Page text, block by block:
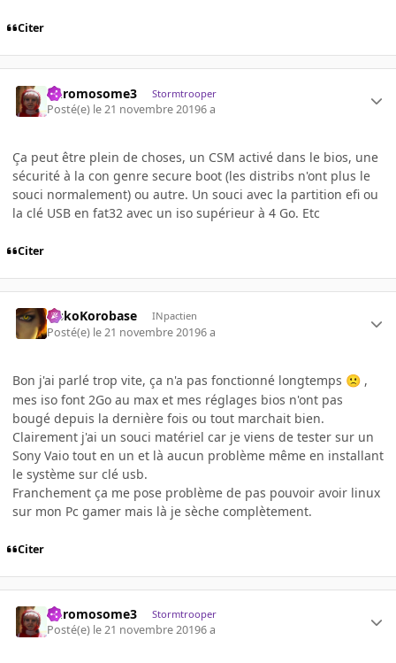
Citer
Chromosome3 Stormtrooper
Posté(e) le 21 novembre 20196 a
Ça peut être plein de choses, un CSM activé dans le bios, une
sécurité à la con genre secure boot (les distribs n'ont plus le
souci normalement) ou autre. Un souci avec la partition efi ou
la clé USB en fat32 avec un iso supérieur à 4 Go. Etc
Citer
SiskoKorobase INpactien
Posté(e) le 21 novembre 20196 a
Bon j'ai parlé trop vite, ça n'a pas fonctionné longtemps 🙁 ,
mes iso font 2Go au max et mes réglages bios n'ont pas
bougé depuis la dernière fois ou tout marchait bien.
Clairement j'ai un souci matériel car je viens de tester sur un
Sony Vaio tout en un et là aucun problème même en installant
le système sur clé usb.
Franchement ça me pose problème de pas pouvoir avoir linux
sur mon Pc gamer mais là je sèche complètement.
Citer
Chromosome3 Stormtrooper
Posté(e) le 21 novembre 20196 a